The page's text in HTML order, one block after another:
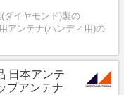
ダイヤモンド)製の
アンテナ(ハンディ用)の
日本アンテ
プアンテナ